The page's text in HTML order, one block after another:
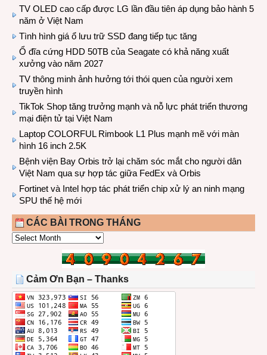
TV OLED cao cấp được LG lần đầu tiên áp dụng bảo hành 5
năm ở Việt Nam
Tình hình giá ổ lưu trữ SSD đang tiếp tục tăng
Ổ đĩa cứng HDD 50TB của Seagate có khả năng xuất
xưởng vào năm 2027
TV thông minh ảnh hưởng tới thói quen của người xem
truyền hình
TikTok Shop tăng trưởng mạnh và nỗ lực phát triển thương
mại điện tử tại Việt Nam
Laptop COLORFUL Rimbook L1 Plus mạnh mẽ với màn
hình 16 inch 2.5K
Bệnh viện Bay Orbis trở lại chăm sóc mắt cho người dân
Việt Nam qua sự hợp tác giữa FedEx và Orbis
Fortinet và Intel hợp tác phát triển chip xử lý an ninh mạng
SPU thế hệ mới
CÁC BÀI TRONG THÁNG
CÁC
THÁNG
Cảm Ơn Bạn – Thanks